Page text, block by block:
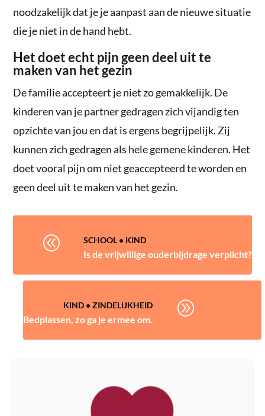
noodzakelijk dat je je aanpast aan de nieuwe situatie
die je niet in de hand hebt.
Het doet echt pijn geen deel uit te
maken van het gezin
De familie accepteert je niet zo gemakkelijk. De
kinderen van je partner gedragen zich vijandig ten
opzichte van jou en dat is ergens begrijpelijk. Zij
kunnen zich gedragen als hele gemene kinderen. Het
doet vooral pijn om niet geaccepteerd te worden en
geen deel uit te maken van het gezin.
@ SCHOOL• KIND
Is de vrijwillige ouderbijdrage verplicht?
KIND• ZINDELIJKHEID
Bedplassen, zo ga je ermee om.
A